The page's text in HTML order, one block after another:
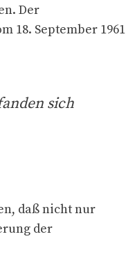
Der
18. September 1961
sich
daß nicht nur
der